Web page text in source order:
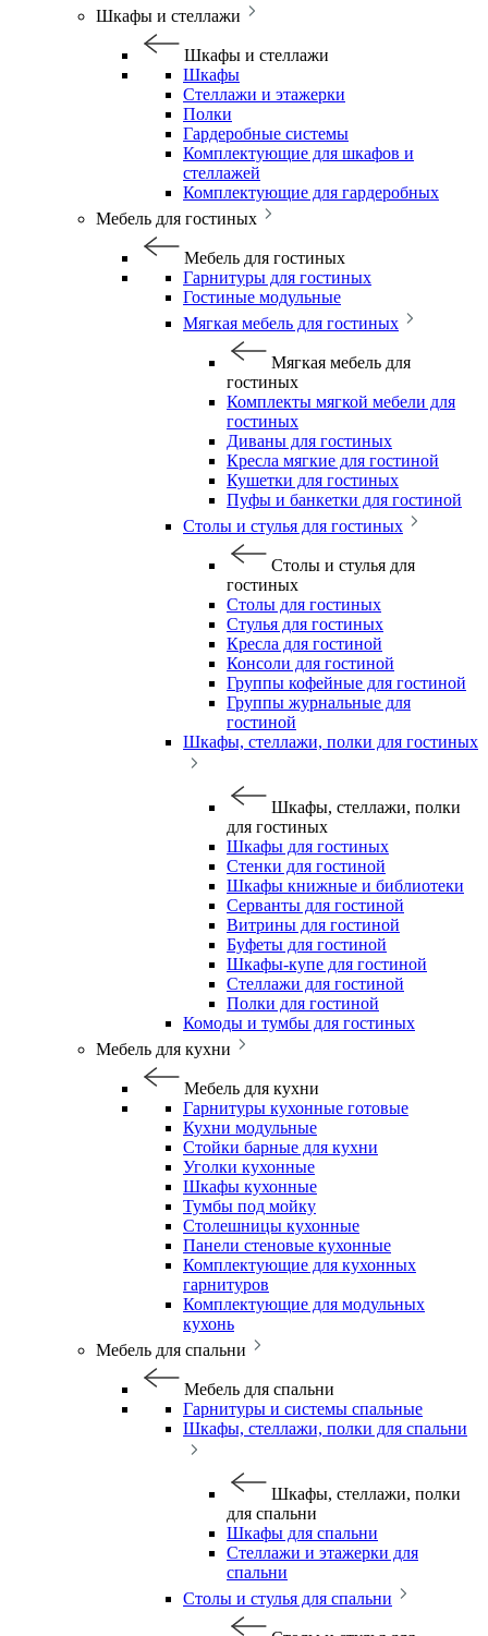
Шкафы и стеллажи
Шкафы и стеллажи
Шкафы
Стеллажи и этажерки
Полки
Гардеробные системы
Комплектующие для шкафов и
стеллажей
Комплектующие для гардеробных
Мебель для гостиных
Мебель для гостиных
Гарнитуры для гостиных
Гостиные модульные
Мягкая мебель для гостиных
Мягкая мебель для
гостиных
Комплекты мягкой мебели для
гостиных
Диваны для гостиных
Кресла мягкие для гостиной
Кушетки для гостиных
Пуфы и банкетки для гостиной
Столы и стулья для гостиных
Столы и стулья для
гостиных
Столы для гостиных
Стулья для гостиных
Кресла для гостиной
Консоли для гостиной
Группы кофейные для гостиной
Группы журнальные для
гостиной
Шкафы, стеллажи, полки для гостиных
Шкафы, стеллажи, полки
для гостиных
Шкафы для гостиных
Стенки для гостиной
Шкафы книжные и библиотеки
Серванты для гостиной
Витрины для гостиной
Буфеты для гостиной
Шкафы-купе для гостиной
Стеллажи для гостиной
Полки для гостиной
Комоды и тумбы для гостиных
Мебель для кухни
Мебель для кухни
Гарнитуры кухонные готовые
Кухни модульные
Стойки барные для кухни
Уголки кухонные
Шкафы кухонные
Тумбы под мойку
Столешницы кухонные
Панели стеновые кухонные
Комплектующие для кухонных
гарнитуров
Комплектующие для модульных
кухонь
Мебель для спальни
Мебель для спальни
Гарнитуры и системы спальные
Шкафы, стеллажи, полки для спальни
Шкафы, стеллажи, полки
для спальни
Шкафы для спальни
Стеллажи и этажерки для
спальни
Столы и стулья для спальни